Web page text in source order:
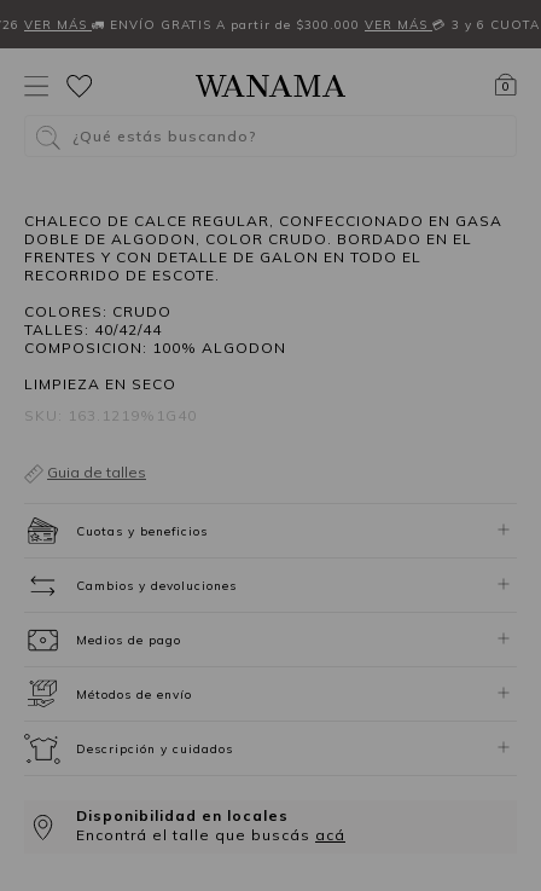
VER MÁS 🚛 ENVÍO GRATIS A partir de $300.000 VER MÁS 💳 3 y 6
0
¿Qué estás buscando?
CHALECO DE CALCE REGULAR, CONFECCIONADO EN GASA
DOBLE DE ALGODON, COLOR CRUDO. BORDADO EN EL
FRENTES Y CON DETALLE DE GALON EN TODO EL
RECORRIDO DE ESCOTE.
COLORES: CRUDO
TALLES: 40/42/44
COMPOSICION: 100% ALGODON
LIMPIEZA EN SECO
SKU: 163.1219%1G40
Guia de talles
Cuotas y beneficios
Cambios y devoluciones
Medios de pago
Métodos de envío
Descripción y cuidados
Disponibilidad en locales
Encontrá el talle que buscás acá